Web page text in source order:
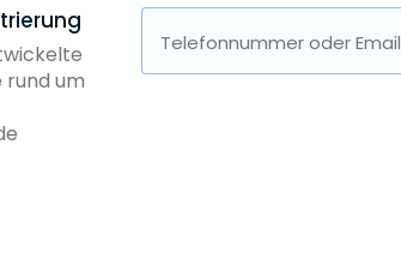
rund um
Telefonnummer oder Email